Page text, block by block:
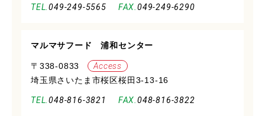
049-249-5565 049-249-6290
マルマサフード 浦和センター
〒338-0833
Access
埼玉県さいたま市桜区桜田3-13-16
048-816-3821 048-816-3822